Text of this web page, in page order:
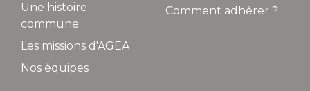
Une histoire
commune
Les missions d'AGEA
Nos équipes
Comment adhérer ?